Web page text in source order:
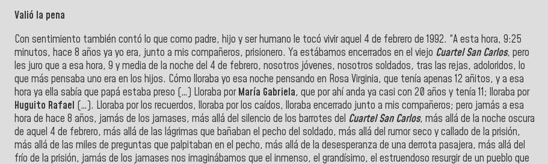
Valió la pena
Con sentimiento también contó lo que como padre, hijo y ser humano le tocó vivir aquel 4 de febrero de 1992. “A esta hora, 9:25
minutos, hace 8 años ya yo era, junto a mis compañeros, prisionero. Ya estábamos encerrados en el viejo Cuartel San Carlos, pero
les juro que a esa hora, 9 y media de la noche del 4 de febrero, nosotros jóvenes, nosotros soldados, tras las rejas, adoloridos, lo
que más pensaba uno era en los hijos. Cómo lloraba yo esa noche pensando en Rosa Virginia, que tenía apenas 12 añitos, y a esa
hora ya ella sabía que papá estaba preso (…) Lloraba porMaría Gabriela, que por ahí anda ya casi con 20 años y tenía 11; lloraba por
Huguito Rafael (…). Lloraba por los recuerdos, lloraba por los caídos, lloraba encerrado junto a mis compañeros; pero jamás a esa
hora de hace 8 años, jamás de los jamases, más allá del silencio de los barrotes del Cuartel San Carlos, más allá de la noche oscura
de aquel 4 de febrero, más allá de las lágrimas que bañaban el pecho del soldado, más allá del rumor seco y callado de la prisión,
más allá de las miles de preguntas que palpitaban en el pecho, más allá de la desesperanza de una derrota pasajera, más allá del
frío de la prisión, jamás de los jamases nos imaginábamos que el inmenso, el grandísimo, el estruendoso resurgir de un pueblo que